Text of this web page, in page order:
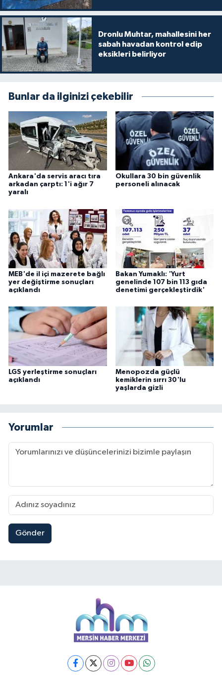
Dronlu Muhtar, mahallesini her
sabah havadan kontrol edip
eksikleri belirliyor
Bunlar da ilginizi çekebilir
Ankara'da servis aracı tıra
arkadan çarptı: 1'i ağır 7
yaralı
Okullara 30 bin güvenlik
personeli alınacak
MEB'de il içi mazerete bağlı
yer değiştirme sonuçları
açıklandı
Bakan Yumaklı: 'Yurt
genelinde 107 bin 113 gıda
denetimi gerçekleştirdik'
LGS yerleştirme sonuçları
açıklandı
Menopozda güçlü
kemiklerin sırrı 30'lu
yaşlarda gizli
Yorumlar
Gönder